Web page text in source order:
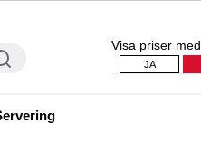
Visa priser
JA